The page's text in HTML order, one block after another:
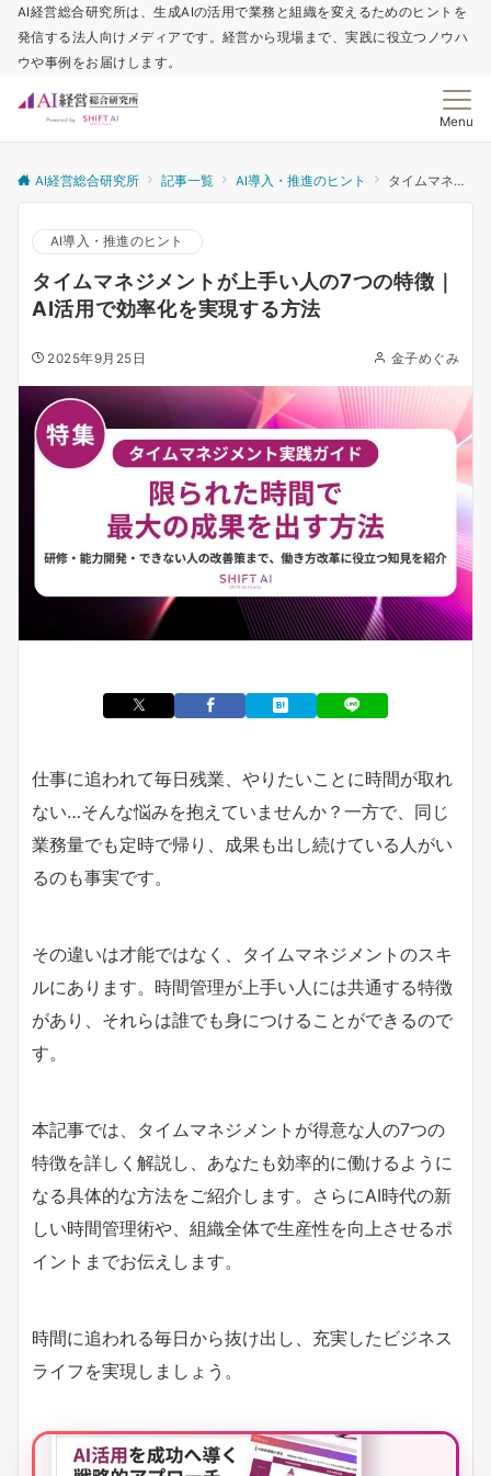
AI経営総合研究所は、生成AIの活用で業務と組織を変えるためのヒントを
発信する法人向けメディアです。経営から現場まで、実践に役立つノウハ
ウや事例をお届けします。
Menu
AI経営総合研究所 記事一覧 AI導入・推進のヒント タイムマネジメントが上手い人の7つの特徴｜AI活用で効率化を実現する方法
AI導入・推進のヒント
タイムマネジメントが上手い人の7つの特徴｜
AI活用で効率化を実現する方法
2025年9月25日 金子めぐみ
仕事に追われて毎日残業、やりたいことに時間が取れ
ない…そんな悩みを抱えていませんか？一方で、同じ
業務量でも定時で帰り、成果も出し続けている人がい
るのも事実です。
その違いは才能ではなく、タイムマネジメントのスキ
ルにあります。時間管理が上手い人には共通する特徴
があり、それらは誰でも身につけることができるので
す。
本記事では、タイムマネジメントが得意な人の7つの
特徴を詳しく解説し、あなたも効率的に働けるように
なる具体的な方法をご紹介します。さらにAI時代の新
しい時間管理術や、組織全体で生産性を向上させるポ
イントまでお伝えします。
時間に追われる毎日から抜け出し、充実したビジネス
ライフを実現しましょう。